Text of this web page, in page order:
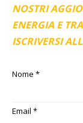
NOSTRI
ENERGIA E
ISCRIVERSI
Nome *
Email *